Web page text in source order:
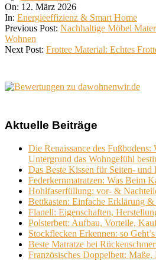
03-
12
On: 12. März 2026
In: Energieeffizienz & Smart Home
Previous Post: Nachhaltige Möbel
Wohnen
Next Post: Frottee Material: Echtes
Aktuelle Beiträge
Die Renaissance des
Untergrund das Wohngefühl
Das Beste Kissen für Seiten- und
Federkernmatratzen: Was Beim
Hohlfaserfüllung: vor- &
Bettkasten: Einfache Erklärung
Flanell: Eigenschaften,
Polsterbett: Aufbau, Vorteile,
Stockflecken Erkennen: so
Beste Matratze bei
Französisches Doppelbett: